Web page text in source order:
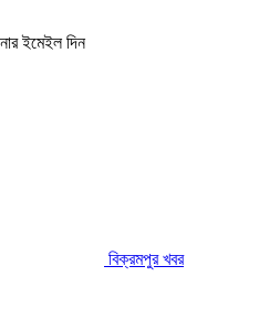
ইমেইল দিন
বিক্রমপুর খবর